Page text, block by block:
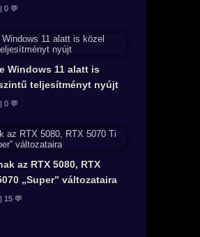
0 💬
Windows 11 alatt is
teljesítményt nyújt
0 💬
az RTX 5080, RTX
„Super” változataira
15 💬